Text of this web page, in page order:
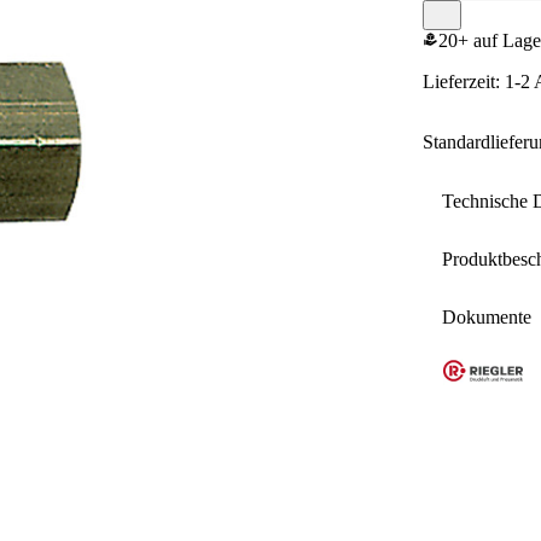
20+ auf
Lieferzeit: 1-2
Technische
Material
14,
Dokumente